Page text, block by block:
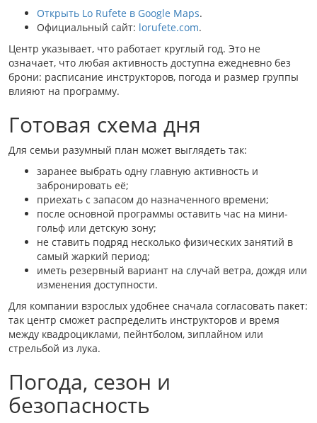
Открыть Lo Rufete в Google Maps.
Официальный сайт: lorufete.com.
Центр указывает, что работает круглый год. Это не
означает, что любая активность доступна ежедневно без
брони: расписание инструкторов, погода и размер группы
влияют на программу.
Готовая схема дня
Для семьи разумный план может выглядеть так:
заранее выбрать одну главную активность и
забронировать её;
приехать с запасом до назначенного времени;
после основной программы оставить час на мини-
гольф или детскую зону;
не ставить подряд несколько физических занятий в
самый жаркий период;
иметь резервный вариант на случай ветра, дождя или
изменения доступности.
Для компании взрослых удобнее сначала согласовать пакет:
так центр сможет распределить инструкторов и время
между квадроциклами, пейнтболом, зиплайном или
стрельбой из лука.
Погода, сезон и
безопасность